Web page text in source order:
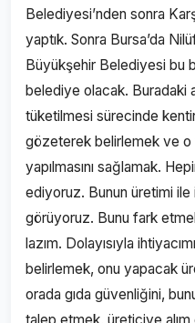
Belediyesi’nden sonra
yaptık. Sonra Bursa’da
Büyükşehir Belediyesi bu
belediye olacak. Buradaki
tüketilmesi sürecinde
gözeterek belirlemek ve o
yapılmasını sağlamak.
ediyoruz. Bunun üretimi ile
görüyoruz. Bunu fark
lazım. Dolayısıyla
belirlemek, onu yapacak
orada gıda güvenliğini,